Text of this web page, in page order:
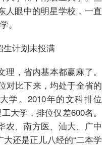
人眼中的明星学校，一直
。
计划未投满
，省内基本都赢麻了。
对比下来，均处于全省的
学。2010年的文科排位
大学，排位仅差600名。
农、南方医、汕大、广中
还是正儿八经的“二本学